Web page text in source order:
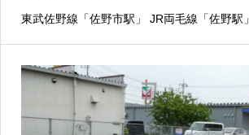
東武佐野線「佐野市駅」 JR両毛線「佐野駅」